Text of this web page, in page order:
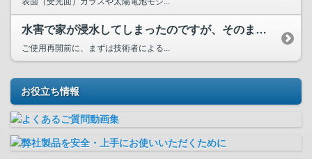
水害で家が浸水してしまったのですが、そのまま使用できますか？
ご使用再開前に、まずは技術者による...
お役立ち情報